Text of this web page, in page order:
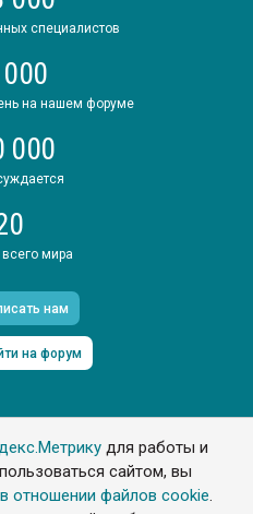
для работы и
сайтом, вы
отношении файлов cookie.
специалистов
на нашем форуме
000
мира
нам
на форум
Все права защищены
сайта с обязательной
plastic.ru